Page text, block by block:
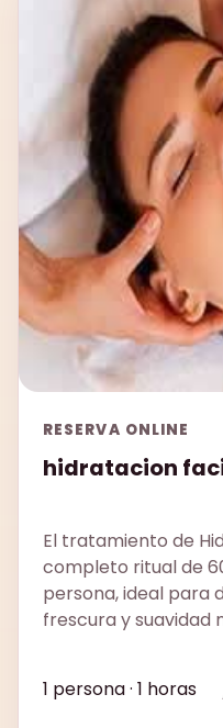
RESERVA ONLINE
hidratacion
El tratamiento de
completo ritual de
persona, ideal para
frescura y suavidad
1 persona · 1 horas